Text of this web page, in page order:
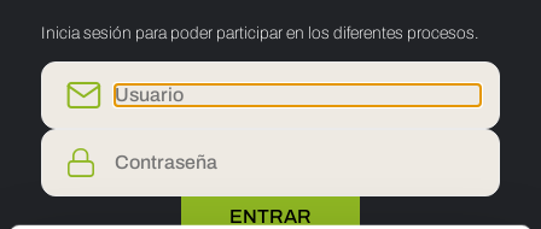
Inicia sesión para poder participar en los diferentes procesos.
ENTRAR